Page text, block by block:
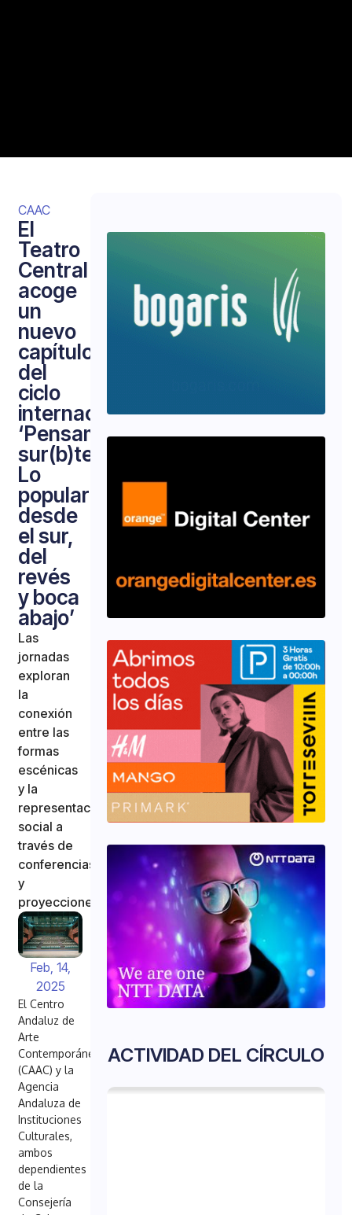
CAAC
El
Teatro
Central
acoge
un
nuevo
capítulo
del
ciclo
internacional
‘Pensamiento
sur(b)terráneo.
Lo
popular
desde
el sur,
del
revés
y boca
abajo’
Las
jornadas
exploran
la
conexión
entre las
formas
escénicas
y la
representación
social a
través de
conferencias
y
proyecciones
Feb, 14,
2025
El Centro
Andaluz de
Arte
Contemporáneo
(CAAC) y la
Agencia
Andaluza de
Instituciones
Culturales,
ambos
dependientes
de la
Consejería
ACTIVIDAD DEL CÍRCULO